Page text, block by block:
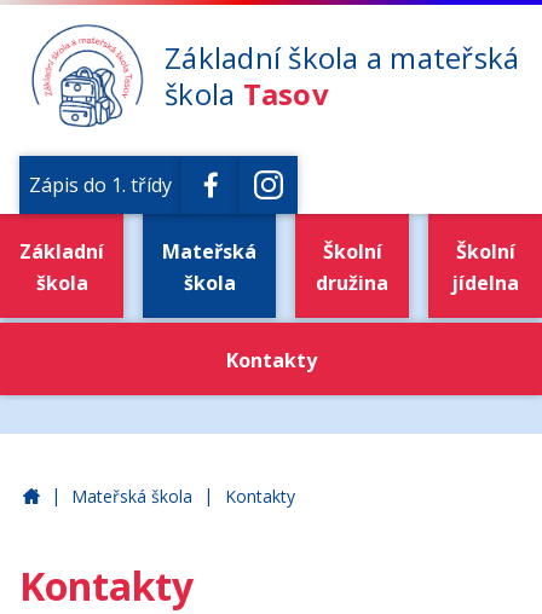
Základní škola a mateřská
škola Tasov
Zápis do 1. třídy
Základní
škola
Mateřská
škola
Školní
družina
Školní
jídelna
Kontakty
Základní škola a mateřská škola Tasov
| Mateřská škola | Kontakty
Kontakty